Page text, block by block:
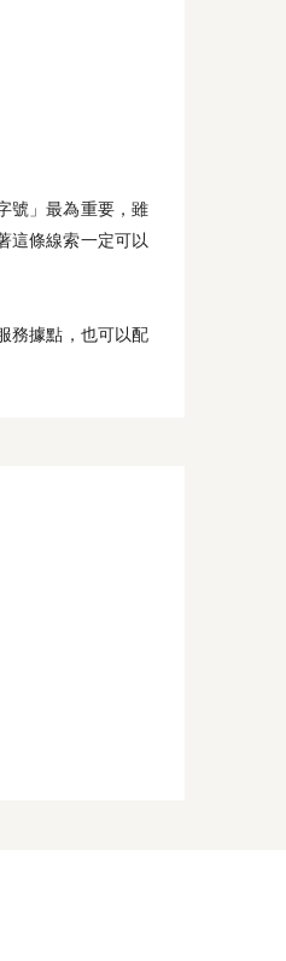
號」最為重要，雖
這條線索一定可以
務據點，也可以配